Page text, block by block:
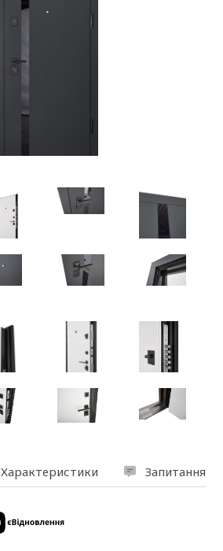
Характеристики Запитання